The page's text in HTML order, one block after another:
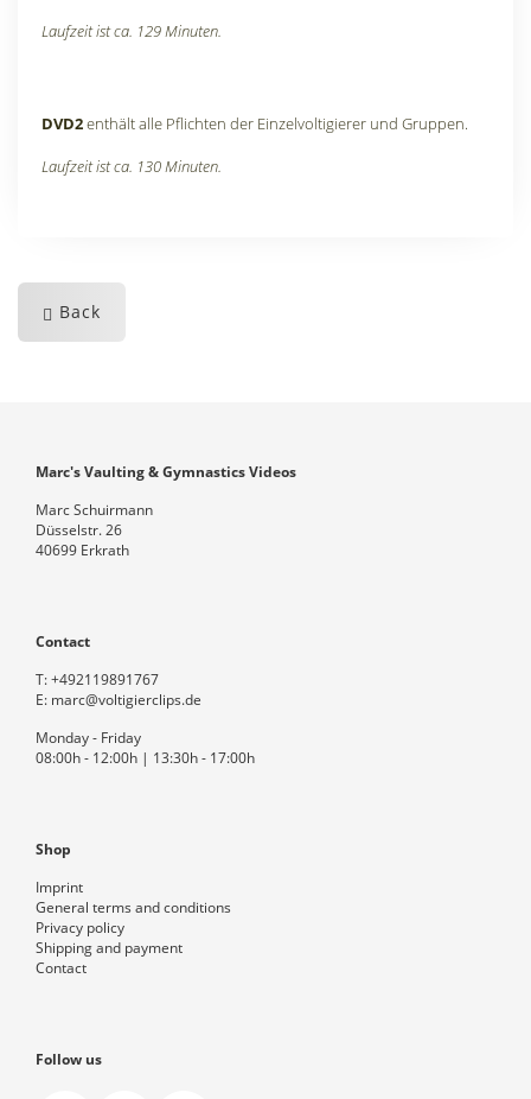
Laufzeit ist ca. 129 Minuten.
DVD2enthält alle Pflichten der Einzelvoltigierer und Gruppen.
Laufzeit ist ca. 130 Minuten.
Back
Marc's Vaulting & Gymnastics Videos
Marc Schuirmann
Düsselstr. 26
40699 Erkrath
Contact
T:+492119891767
E: marc@voltigierclips.de
Monday - Friday
08:00h - 12:00h | 13:30h - 17:00h
Shop
Imprint
General terms and conditions
Privacy policy
Shipping and payment
Contact
Follow us